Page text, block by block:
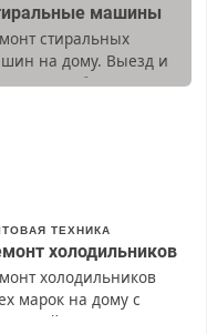
машины
стиральных
на дому. Выезд и
бесплатно.
ТЕХНИКА
холодильников
холодильников
марок на дому с
Замена